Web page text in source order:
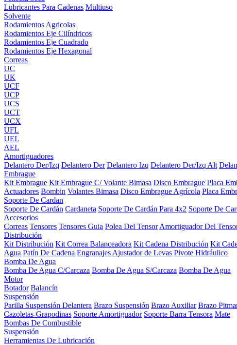
Lubricantes Para Cadenas Multiuso
Solvente
Rodamientos Agricolas
Rodamientos Eje Cilíndricos
Rodamientos Eje Cuadrado
Rodamientos Eje Hexagonal
Correas
UC
UK
UCF
UCP
UCS
UCT
UCX
UFL
UEL
AEL
Amortiguadores
Delantero Der/Izq Delantero Der Delantero Izq Delantero Der/Izq Alt
Embrague
Kit Embrague Kit Embrague C/ Volante Bimasa Disco Embrague Placa
Actuadores Bombin Volantes Bimasa Disco Embrague Agrícola Placa
Soporte De Cardan
Soporte De Cardán Cardaneta Soporte De Cardán Para 4x2 Soporte De
Accesorios
Correas Tensores Tensores Guia Polea Del Tensor Amortiguador Del
Distribución
Kit Distribución Kit Correa Balanceadora Kit Cadena Distribución Kit
Agua Patín De Cadena Engranajes Ajustador de Levas Pivote Hidráulico
Bomba De Agua
Bomba De Agua C/Carcaza Bomba De Agua S/Carcaza Bomba De Agua
Motor
Botador Balancín
Suspensión
Parilla Suspensión Delantera Brazo Suspensión Brazo Auxiliar Brazo
Cazoletas-Grapodinas Soporte Amortiguador Soporte Barra Tensora Mate
Bombas De Combustible
Suspensión
Herramientas De Lubricación